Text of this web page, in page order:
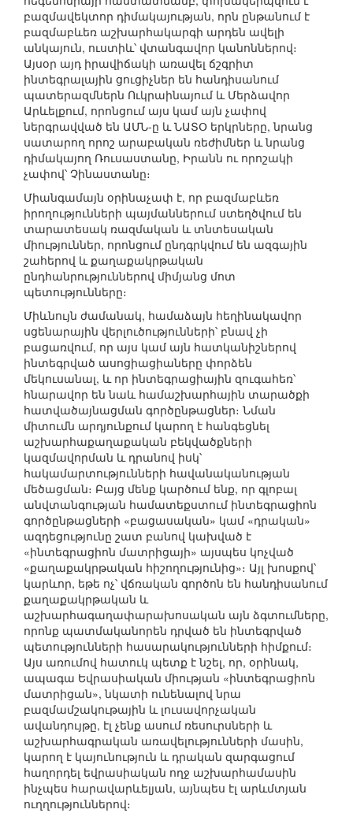
բազմավեկտոր դիմակայության, որն ընթանում է
բազմաբևեռ աշխարհակարգի արդեն ավելի
անկայուն, ուստիև՝ վտանգավոր կանոններով։
Այսօր այդ իրավիճակի առավել ճշգրիտ
ինտեգրալային ցուցիչներ են հանդիսանում
պատերազմներն Ուկրաինայում և Մերձավոր
Արևելքում, որոնցում այս կամ այն չափով
ներգրավված են ԱՄՆ-ը և ՆԱՏՕ երկրները, նրանց
սատարող որոշ արաբական ռեժիմներ և նրանց
դիմակայող Ռուսաստանը, Իրանն ու որոշակի
չափով՝ Չինաստանը։
Միանգամայն օրինաչափ է, որ բազմաբևեռ
իրողությունների պայմաններում ստեղծվում են
տարատեսակ ռազմական և տնտեսական
միություններ, որոնցում ընդգրկվում են ազգային
շահերով և քաղաքակրթական
ընդհանրություններով միմյանց մոտ
պետությունները։
Միևնույն ժամանակ, համաձայն հեղինակավոր
սցենարային վերլուծությունների՝ բնավ չի
բացառվում, որ այս կամ այն հատկանիշներով
ինտեգրված ասոցիացիաները փորձեն
մեկուսանալ, և որ ինտեգրացիային զուգահեռ՝
հնարավոր են նաև համաշխարհային տարածքի
հատվածայնացման գործընթացներ։ Նման
միտումն արդյունքում կարող է հանգեցնել
աշխարհաքաղաքական բեկվածքների
կազմավորման և դրանով իսկ՝
հակամարտությունների հավանականության
մեծացման։ Բայց մենք կարծում ենք, որ գլոբալ
անվտանգության համատեքստում ինտեգրացիոն
գործընթացների «բացասական» կամ «դրական»
ազդեցությունը շատ բանով կախված է
«ինտեգրացիոն մատրիցայի» այսպես կոչված
«քաղաքակրթական հիշողությունից»։ Այլ խոսքով՝
կարևոր, եթե ոչ՝ վճռական գործոն են հանդիսանում
քաղաքակրթական և
աշխարհագաղափարախոսական այն ձգտումները,
որոնք պատմականորեն դրված են ինտեգրված
պետությունների հասարակությունների հիմքում։
Այս առումով հատուկ պետք է նշել, որ, օրինակ,
ապագա Եվրասիական միության «ինտեգրացիոն
մատրիցան», նկատի ունենալով նրա
բազմամշակութային և լուսավորչական
ավանդույթը, էլ չենք ասում ռեսուրսների և
աշխարհագրական առավելությունների մասին,
կարող է կայունություն և դրական զարգացում
հաղորդել եվրասիական ողջ աշխարհամասին
ինչպես հարավարևելյան, այնպես էլ արևմտյան
ուղղություններով։